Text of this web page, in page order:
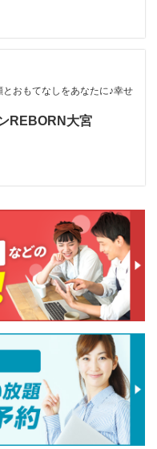
おもてなしをあなたに♪幸せ
REBORN大宮